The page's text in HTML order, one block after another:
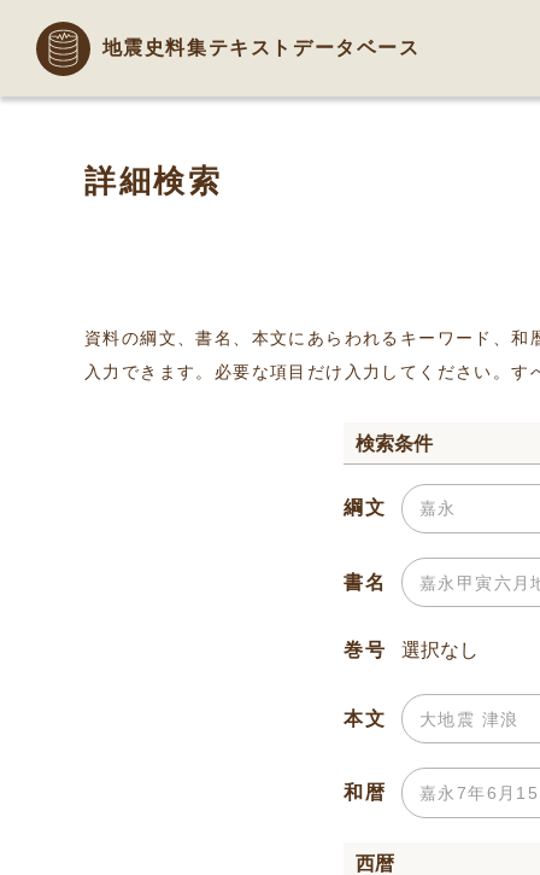
地震史料集テキストデータベース
詳細検索
資料の綱文、書名、本文にあらわれるキーワード、
入力できます。必要な項目だけ入力してください。
検索条件
綱文
書名
巻号
本文
和暦
西暦